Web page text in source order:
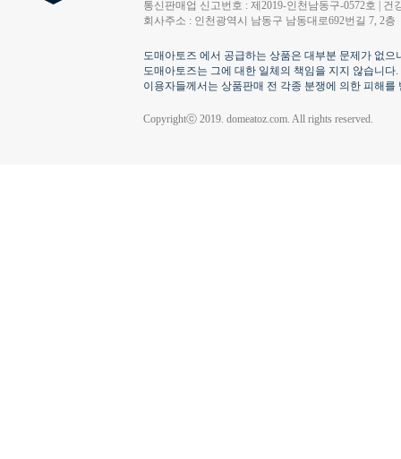
통신판매업 신고번호 : 제2019-인천남동구-0572호 | 건
회사주소 : 인천광역시 남동구 남동대로692번길 7, 2층
도매아토즈 에서 공급하는 상품은 대부분 문제가 없
도매아토즈는 그에 대한 일체의 책임을 지지 않습니다.
이용자들께서는 상품판매 전 각종 분쟁에 의한 피해
Copyrightⓒ 2019. domeatoz.com. All rights reserved.